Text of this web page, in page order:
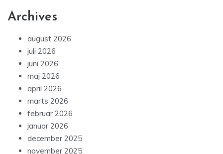
Archives
august 2026
juli 2026
juni 2026
maj 2026
april 2026
marts 2026
februar 2026
januar 2026
december 2025
november 2025